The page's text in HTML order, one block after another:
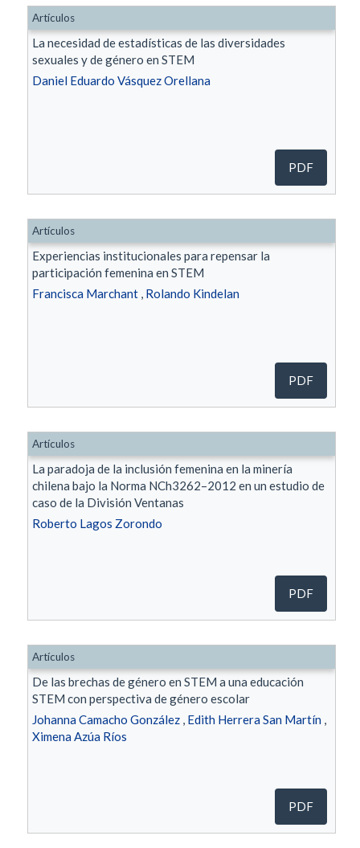
La necesidad de estadísticas de las diversidades
sexuales y de género en STEM
Daniel Eduardo Vásquez Orellana
Artículos
PDF
Experiencias institucionales para repensar la
participación femenina en STEM
Francisca Marchant, Rolando Kindelan
Artículos
PDF
La paradoja de la inclusión femenina en la minería
chilena bajo la Norma NCh3262–2012 en un estudio de
caso de la División Ventanas
Roberto Lagos Zorondo
Artículos
PDF
De las brechas de género en STEM a una educación
STEM con perspectiva de género escolar
Johanna Camacho González, Edith Herrera San Martín,
Ximena Azúa Ríos
Artículos
PDF